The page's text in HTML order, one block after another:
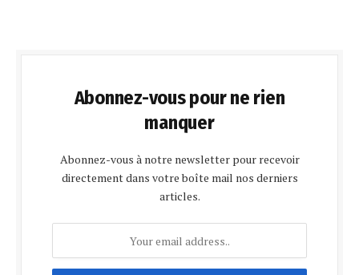
Abonnez-vous pour ne rien
manquer
Abonnez-vous à notre newsletter pour recevoir
directement dans votre boîte mail nos derniers
articles.